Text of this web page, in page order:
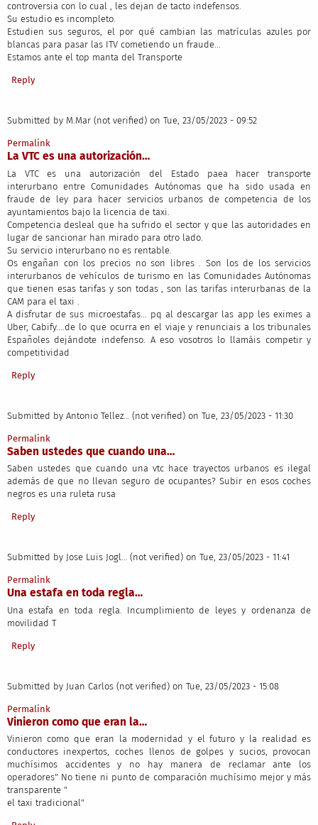
controversia con lo cual , les dejan de tacto indefensos.
Su estudio es incompleto.
Estudien sus seguros, el por qué cambian las matrículas azules por
blancas para pasar las ITV cometiendo un fraude...
Estamos ante el top manta del Transporte
Reply
Submitted by M.Mar (not verified) on Tue, 23/05/2023 - 09:52
Permalink
La VTC es una autorización…
La VTC es una autorización del Estado paea hacer transporte
interurbano entre Comunidades Autónomas que ha sido usada en
fraude de ley para hacer servicios urbanos de competencia de los
ayuntamientos bajo la licencia de taxi.
Competencia desleal que ha sufrido el sector y que las autoridades en
lugar de sancionar han mirado para otro lado.
Su servicio interurbano no es rentable.
Os engañan con los precios no son libres . Son los de los servicios
interurbanos de vehículos de turismo en las Comunidades Autónomas
que tienen esas tarifas y son todas , son las tarifas interurbanas de la
CAM para el taxi .
A disfrutar de sus microestafas... pq al descargar las app les eximes a
Uber, Cabify....de lo que ocurra en el viaje y renunciais a los tribunales
Españoles dejándote indefenso. A eso vosotros lo llamáis competir y
competitividad
Reply
Submitted by Antonio Tellez… (not verified) on Tue, 23/05/2023 - 11:30
Permalink
Saben ustedes que cuando una…
Saben ustedes que cuando una vtc hace trayectos urbanos es ilegal
además de que no llevan seguro de ocupantes? Subir en esos coches
negros es una ruleta rusa
Reply
Submitted by Jose Luis Jogl… (not verified) on Tue, 23/05/2023 - 11:41
Permalink
Una estafa en toda regla…
Una estafa en toda regla. Incumplimiento de leyes y ordenanza de
movilidad T
Reply
Submitted by Juan Carlos (not verified) on Tue, 23/05/2023 - 15:08
Permalink
Vinieron como que eran la…
Vinieron como que eran la modernidad y el futuro y la realidad es
conductores inexpertos, coches llenos de golpes y sucios, provocan
muchísimos accidentes y no hay manera de reclamar ante los
operadores" No tiene ni punto de comparación muchísimo mejor y más
transparente "
el taxi tradicional"